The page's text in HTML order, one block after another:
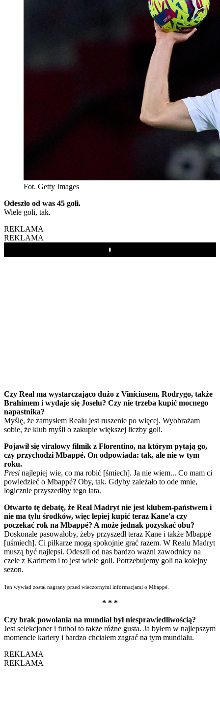
Fot. Getty Images
Odeszło od was 45 goli.
Wiele goli, tak.
REKLAMA
REKLAMA
Play
Czy Real ma wystarczająco dużo z Viníciusem, Rodrygo, także
Brahimem i wydaje się Joselu? Czy nie trzeba kupić mocnego
napastnika?
Myślę, że zamysłem Realu jest ruszenie po więcej. Wyobrażam
sobie, że klub myśli o zakupie większej liczby goli.
Pojawił się viralowy filmik z Florentino, na którym pytają go,
czy przychodzi Mbappé. On odpowiada: tak, ale nie w tym
roku.
Presi najlepiej wie, co ma robić [śmiech]. Ja nie wiem... Co mam ci
powiedzieć o Mbappé? Oby, tak. Gdyby zależało to ode mnie,
logicznie przyszedłby tego lata.
Otwarto tę debatę, że Real Madryt nie jest klubem-państwem i
nie ma tylu środków, więc lepiej kupić teraz Kane'a czy
poczekać rok na Mbappé? A może jednak pozyskać obu?
Doskonale pasowałoby, żeby przyszedł teraz Kane i także Mbappé
[uśmiech]. Ci piłkarze mogą spokojnie grać razem. W Realu Madryt
muszą być najlepsi. Odeszli od nas bardzo ważni zawodnicy na
czele z Karimem i to jest wiele goli. Potrzebujemy goli na kolejny
sezon.
Ten wywiad został nagrany przed wieczornymi informacjami o Mbappé.
* * *
Czy brak powołania na mundial był niesprawiedliwością?
Jest selekcjoner i futbol to także różne gusta. Ja byłem w najlepszym
momencie kariery i bardzo chciałem zagrać na tym mundialu.
REKLAMA
REKLAMA